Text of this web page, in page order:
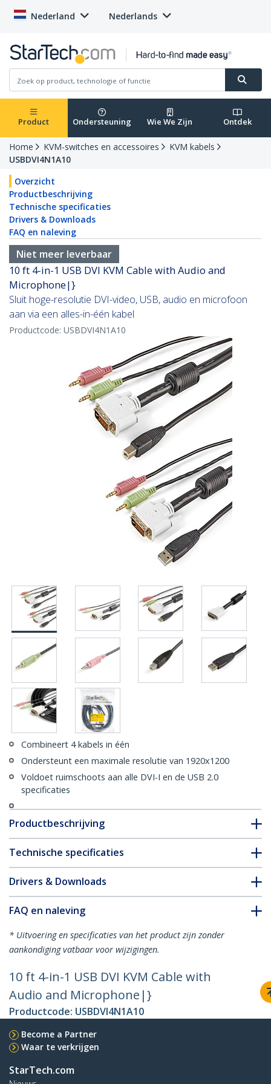
Nederland Nederlands
Product Ondersteuning Wie We Zijn Ontdek
Home KVM-switches en accessoires
KVM kabels
USBDVI4N1A10
Overzicht
Productbeschrijving
Technische specificaties
Drivers & Downloads
FAQ en naleving
Niet meer leverbaar
10 ft 4-in-1 USB DVI KVM Cable with Audio and
Microphone|}
Sluit hoge-resolutie DVI-video, USB, audio en microfoon
aan via een alles-in-één kabel
Productcode: USBDVI4N1A10
Combineert 4 kabels in één
Ondersteunt een maximale resolutie van 1920x1200
Voldoet ruimschoots aan alle DVI-I en de USB 2.0
specificaties
Productbeschrijving
Technische specificaties
Drivers & Downloads
FAQ en naleving
* Uitvoering en specificaties van het product zijn zonder
aankondiging vatbaar voor wijzigingen.
10 ft 4-in-1 USB DVI KVM Cable with
Audio and Microphone|}
Productcode: USBDVI4N1A10
Become a Partner
Waar te verkrijgen
StarTech.com